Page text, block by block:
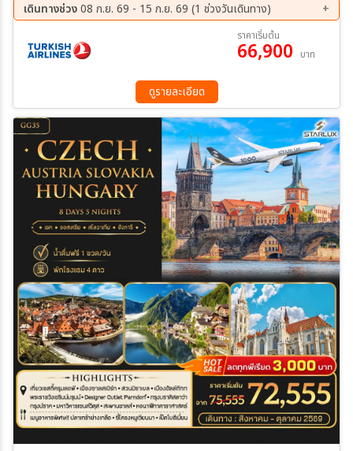
ไทรย์เดอกาสเซอ - ฮัลสตัท – เวียนนา – Parndorf Outlet - บูดาเปสต์
– ล่องเรือแม่น้ำดานูบ - สนามบินบูดาเปส - สนามบินอิสตันบูล - สนามบิน
สุวรรณภูมิ
เดินทางช่วง08 ก.ย. 69 - 15 ก.ย. 69 (1 ช่วงวันเดินทาง)
ราคาเริ่มต้น
66,900 บาท
ดูรายละเอียด